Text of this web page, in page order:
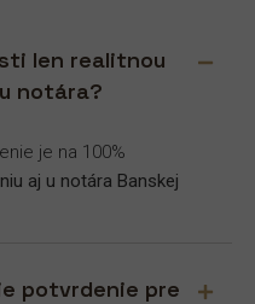
len realitnou
notára?
je na 100%
aj u notára Banskej
potvrdenie pre